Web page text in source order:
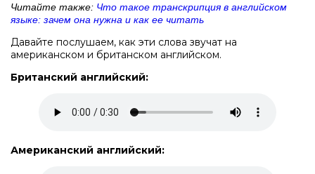
Читайте также: Что такое транскрипция в английском
языке: зачем она нужна и как ее читать
Давайте послушаем, как эти слова звучат на
американском и британском английском.
Британский английский:
Американский английский: